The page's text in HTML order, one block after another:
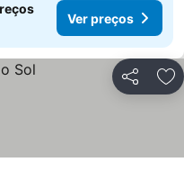
Ver preços
Partilhar